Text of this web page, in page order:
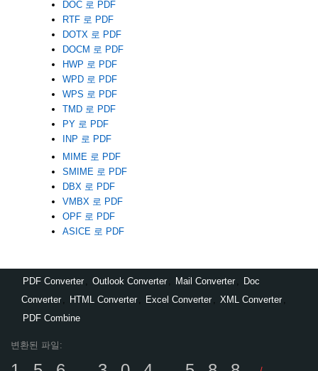
DOC 로 PDF
RTF 로 PDF
DOTX 로 PDF
DOCM 로 PDF
HWP 로 PDF
WPD 로 PDF
WPS 로 PDF
TMD 로 PDF
PY 로 PDF
INP 로 PDF
MIME 로 PDF
SMIME 로 PDF
DBX 로 PDF
VMBX 로 PDF
OPF 로 PDF
ASICE 로 PDF
PDF Converter Outlook Converter Mail Converter
Doc
Converter
HTML Converter Excel Converter XML Converter
PDF Combine
변환된 파일: